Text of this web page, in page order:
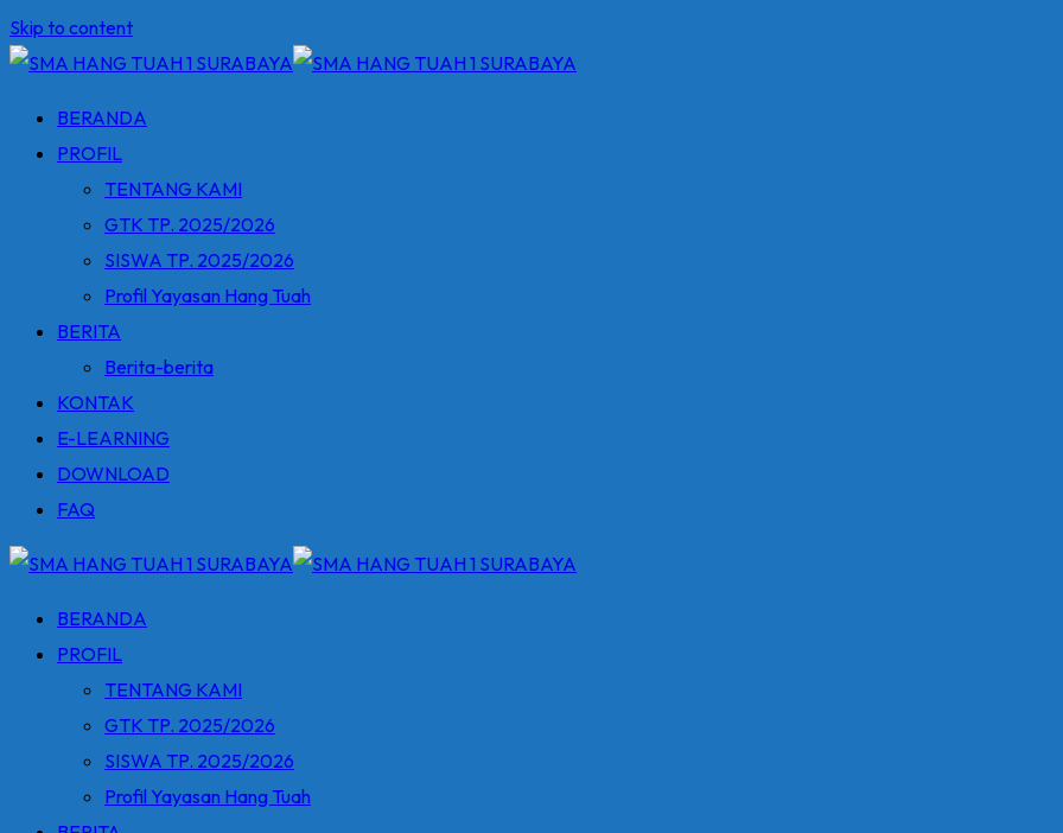
Skip to content
BERANDA
PROFIL
TENTANG KAMI
GTK TP. 2025/2026
SISWA TP. 2025/2026
Profil Yayasan Hang Tuah
BERITA
Berita-berita
KONTAK
E-LEARNING
DOWNLOAD
FAQ
BERANDA
PROFIL
TENTANG KAMI
GTK TP. 2025/2026
SISWA TP. 2025/2026
Profil Yayasan Hang Tuah